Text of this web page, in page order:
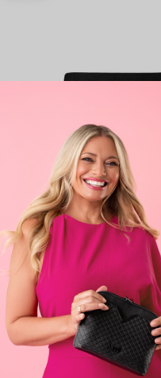
Roots Black
pánské boxerky z
249 Kč